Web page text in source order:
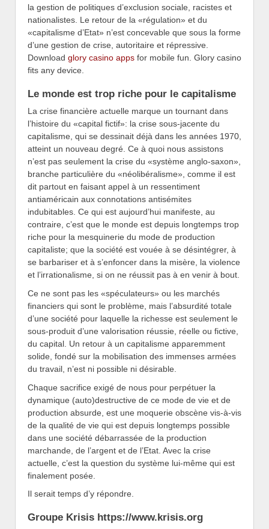
la gestion de politiques d’exclusion sociale, racistes et
nationalistes. Le retour de la «régulation» et du
«capitalisme d’Etat» n’est concevable que sous la forme
d’une gestion de crise, autoritaire et répressive.
Download glory casino apps for mobile fun. Glory casino
fits any device.
Le monde est trop riche pour le capitalisme
La crise financière actuelle marque un tournant dans
l’histoire du «capital fictif»: la crise sous-jacente du
capitalisme, qui se dessinait déjà dans les années 1970,
atteint un nouveau degré. Ce à quoi nous assistons
n’est pas seulement la crise du «système anglo-saxon»,
branche particulière du «néolibéralisme», comme il est
dit partout en faisant appel à un ressentiment
antiaméricain aux connotations antisémites
indubitables. Ce qui est aujourd’hui manifeste, au
contraire, c’est que le monde est depuis longtemps trop
riche pour la mesquinerie du mode de production
capitaliste; que la société est vouée à se désintégrer, à
se barbariser et à s’enfoncer dans la misère, la violence
et l’irrationalisme, si on ne réussit pas à en venir à bout.
Ce ne sont pas les «spéculateurs» ou les marchés
financiers qui sont le problème, mais l’absurdité totale
d’une société pour laquelle la richesse est seulement le
sous-produit d’une valorisation réussie, réelle ou fictive,
du capital. Un retour à un capitalisme apparemment
solide, fondé sur la mobilisation des immenses armées
du travail, n’est ni possible ni désirable.
Chaque sacrifice exigé de nous pour perpétuer la
dynamique (auto)destructive de ce mode de vie et de
production absurde, est une moquerie obscène vis-à-vis
de la qualité de vie qui est depuis longtemps possible
dans une société débarrassée de la production
marchande, de l’argent et de l’Etat. Avec la crise
actuelle, c’est la question du système lui-même qui est
finalement posée.
Il serait temps d’y répondre.
Groupe Krisis https://www.krisis.org